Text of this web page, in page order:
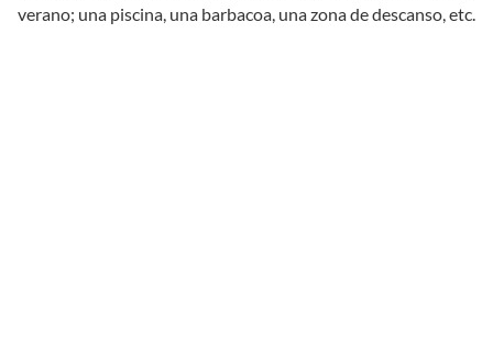
verano; una piscina, una barbacoa, una zona de descanso, etc.